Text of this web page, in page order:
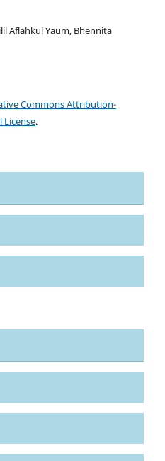
Aflahkul Yaum, Bhennita
Commons Attribution-
License.